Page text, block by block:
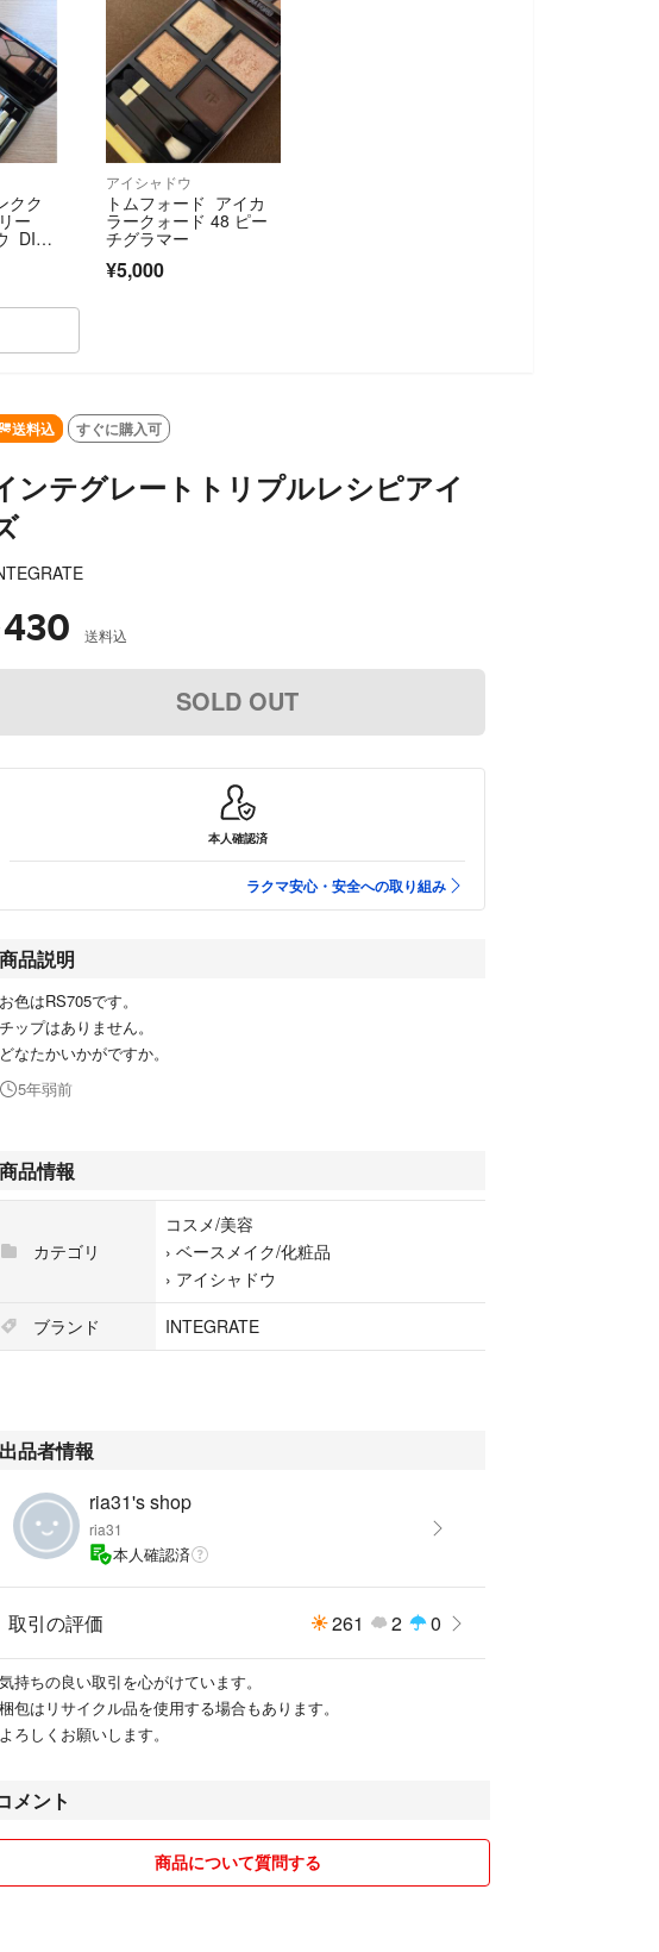
クク
ー
DIO
アイシャドウ
トムフォード アイカ
ラークォード 48 ピー
チグラマー
¥5,000
SOLD OUT
送料込 すぐに購入可
ンテグレートトリプルレシピアイ
430 送料込
SOLD OUT
本人確認済
ラクマ安心・安全への取り組み
商品説明
お色はRS705です。
チップはありません。
どなたかいかがですか。
5年弱前
商品情報
カテゴリ
コスメ/美容
› ベースメイク/化粧品
› アイシャドウ
ブランド
INTEGRATE
出品者情報
ria31's shop
ria31
本人確認済
取引の評価 261 2 0
気持ちの良い取引を心がけています。
梱包はリサイクル品を使用する場合もあります。
よろしくお願いします。
メント
商品について質問する